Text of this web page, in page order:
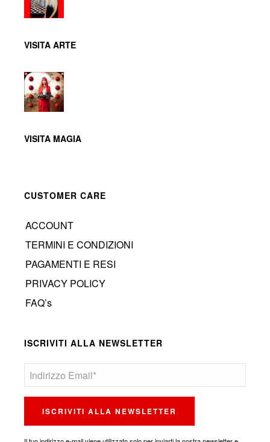
VISITA ARTE
VISITA MAGIA
CUSTOMER CARE
ACCOUNT
TERMINI E CONDIZIONI
PAGAMENTI E RESI
PRIVACY POLICY
FAQ’s
ISCRIVITI ALLA NEWSLETTER